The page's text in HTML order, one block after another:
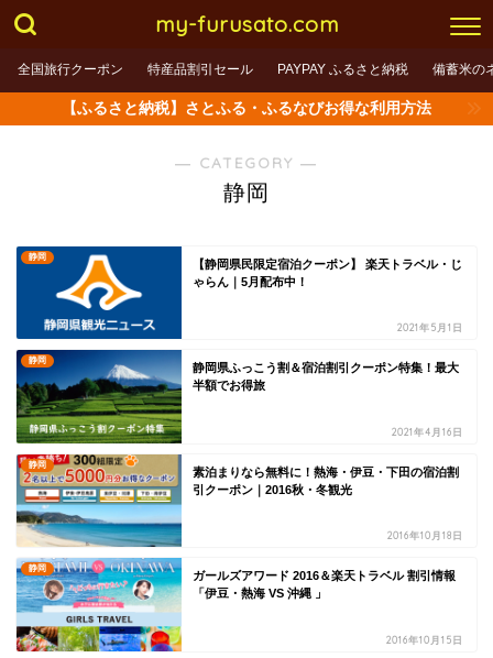
my-furusato.com
全国旅行クーポン 特産品割引セール PAYPAY ふるさと納税 備蓄米の
【ふるさと納税】さとふる・ふるなびお得な利用方法
― CATEGORY ―
静岡
静岡
【静岡県民限定宿泊クーポン】 楽天トラベル・じ
ゃらん｜5月配布中！
2021年5月1日
静岡
静岡県ふっこう割＆宿泊割引クーポン特集！最大
半額でお得旅
2021年4月16日
静岡
素泊まりなら無料に！熱海・伊豆・下田の宿泊割
引クーポン｜2016秋・冬観光
2016年10月18日
静岡
ガールズアワード 2016＆楽天トラベル 割引情報
「伊豆・熱海 VS 沖縄 」
2016年10月15日